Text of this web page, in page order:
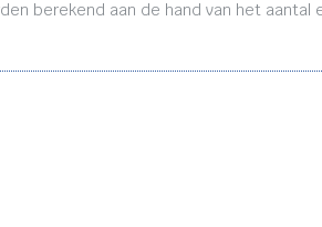
berekend aan de hand van het